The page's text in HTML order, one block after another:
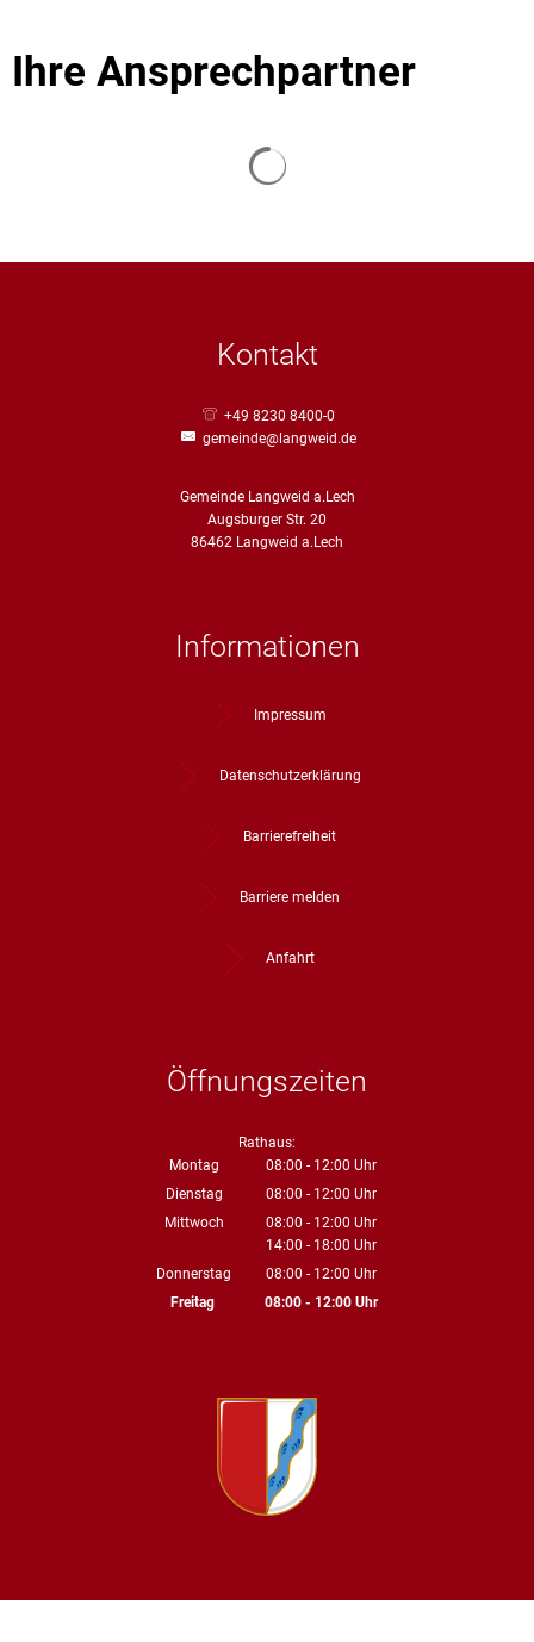
Ihre Ansprechpartner
Kontakt
+49 8230 8400-0
gemeinde@langweid.de
Gemeinde Langweid a.Lech
Augsburger Str. 20
86462 Langweid a.Lech
Informationen
Impressum
Datenschutzerklärung
Barrierefreiheit
Barriere melden
Anfahrt
Öffnungszeiten
Rathaus:
Montag
08:00 - 12:00 Uhr
Von 08:00 bis 12:00 Uhr
Dienstag 08:00 - 12:00 Uhr
Von 08:00 bis 12:00 Uhr
Mittwoch 08:00 - 12:00 Uhr
Von 08:00 bis 12:00 Uhr
14:00 - 18:00 Uhr
Von 14:00 bis 18:00 Uhr
Donnerstag 08:00 - 12:00 Uhr
Von 08:00 bis 12:00 Uhr
Freitag 08:00- 12:00Uhr